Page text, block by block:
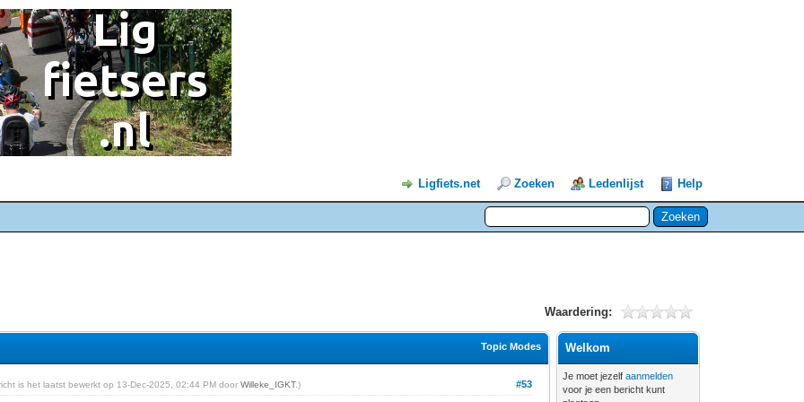
Ligfiets.net Zoeken Ledenlijst Help
Waardering:
Topic Modes
#53
is het laatst bewerkt op 13-Dec-2025, 02:44 PM doorWilleke_IGKT.)
Welkom
Je moet jezelfaanmelden
voor je een bericht kunt